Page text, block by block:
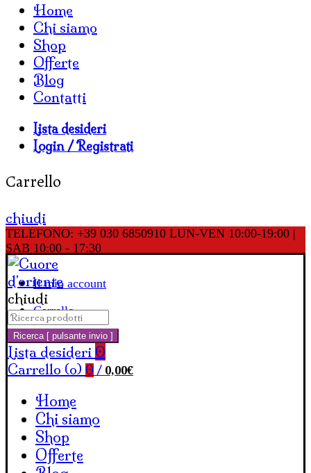
Home
Chi siamo
Shop
Offerte
Blog
Contatti
Lista desideri
Login / Registrati
Carrello
chiudi
TELEFONO: +39 030 6850910 LUN-VEN 10:00-19:00 |
SAB 10:00 - 17:30
Il mio account
Carrello
chiudi
Cerca:
Ricerca [ pulsante invio ]
Lista desideri 0
Carrello (o) 0 / 0,00€
Home
Chi siamo
Shop
Offerte